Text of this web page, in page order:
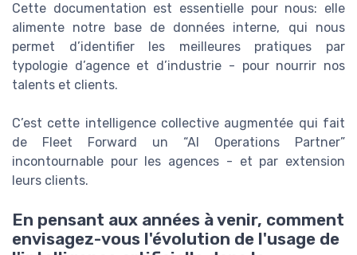
Cette documentation est essentielle pour nous: elle
alimente notre base de données interne, qui nous
permet d’identifier les meilleures pratiques par
typologie d’agence et d’industrie - pour nourrir nos
talents et clients.
C’est cette intelligence collective augmentée qui fait
de Fleet Forward un “AI Operations Partner”
incontournable pour les agences - et par extension
leurs clients.
En pensant aux années à venir, comment
envisagez-vous l'évolution de l'usage de